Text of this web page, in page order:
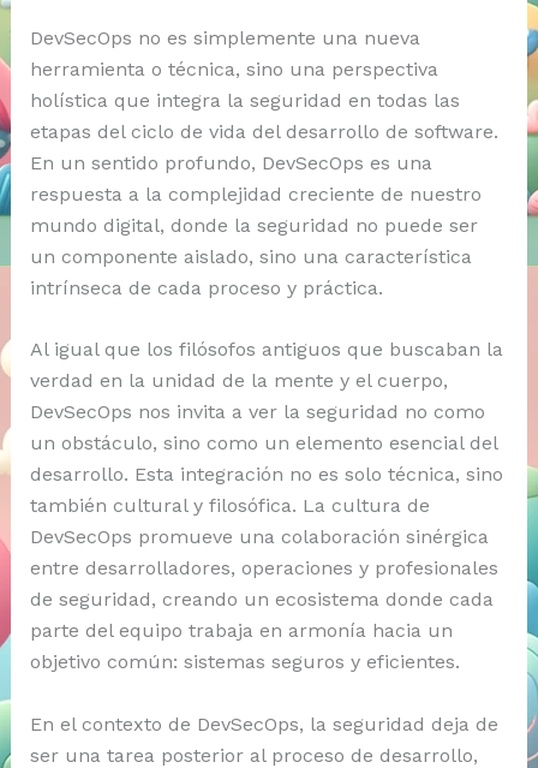
DevSecOps no es simplemente una nueva
herramienta o técnica, sino una perspectiva
holística que integra la seguridad en todas las
etapas del ciclo de vida del desarrollo de software.
En un sentido profundo, DevSecOps es una
respuesta a la complejidad creciente de nuestro
mundo digital, donde la seguridad no puede ser
un componente aislado, sino una característica
intrínseca de cada proceso y práctica.
Al igual que los filósofos antiguos que buscaban la
verdad en la unidad de la mente y el cuerpo,
DevSecOps nos invita a ver la seguridad no como
un obstáculo, sino como un elemento esencial del
desarrollo. Esta integración no es solo técnica, sino
también cultural y filosófica. La cultura de
DevSecOps promueve una colaboración sinérgica
entre desarrolladores, operaciones y profesionales
de seguridad, creando un ecosistema donde cada
parte del equipo trabaja en armonía hacia un
objetivo común: sistemas seguros y eficientes.
En el contexto de DevSecOps, la seguridad deja de
ser una tarea posterior al proceso de desarrollo,